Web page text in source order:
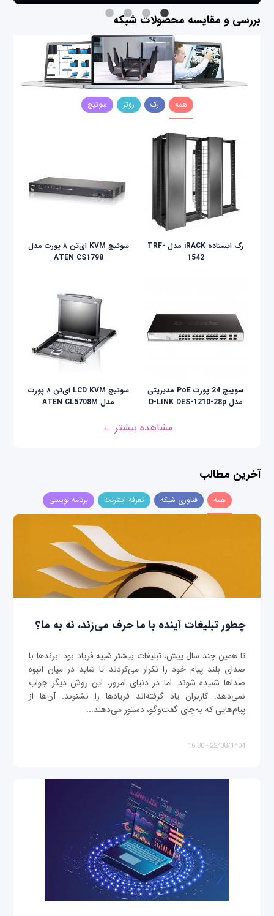
بررسی و مقایسه محصولات شبکه
همه رک روتر سوئیچ
رک ایستاده iRACK مدل TRF-
1542
سوئیچ KVM ای‌تن ۸ پورت مدل
ATEN CS1798
سوییچ 24 پورت PoE مدیریتی
مدل D-LINK DES-1210-28p
سوئيچ LCD KVM ای‌تن ۸ پورت
مدل ATEN CL5708M
مشاهده بیشتر ←
آخرین مطالب
همه فناوری شبکه تعرفه اینترنت برنامه نویسی
چطور تبلیغات آینده با ما حرف می‌زند، نه به ما؟
تا همین چند سال پیش، تبلیغات بیشتر شبیه فریاد بود. برندها با
صدای بلند پیام خود را تکرار می‌کردند تا شاید در میان انبوه
صداها شنیده شوند. اما در دنیای امروز، این روش دیگر جواب
نمی‌دهد. کاربران یاد گرفته‌اند فریادها را نشنوند. آن‌ها از
پیام‌هایی که به‌جای گفت‌وگو، دستور می‌دهند...
22/08/1404 - 16:30